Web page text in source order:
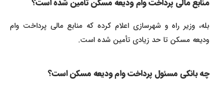
منابع مالی پرداخت وام ودیعه مسکن تأمین شده است؟
بله، وزیر راه و شهرسازی اعلام کرده که منابع مالی پرداخت وام
ودیعه مسکن تا حد زیادی تأمین شده است.
چه بانکی مسئول پرداخت وام ودیعه مسکن است؟